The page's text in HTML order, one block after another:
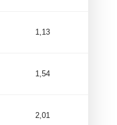
1,13
1,54
2,01